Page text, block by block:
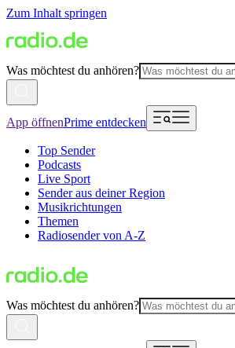
Zum Inhalt springen
Was möchtest du anhören?
App öffnenPrime entdecken
Top Sender
Podcasts
Live Sport
Sender aus deiner Region
Musikrichtungen
Themen
Radiosender von A-Z
Was möchtest du anhören?